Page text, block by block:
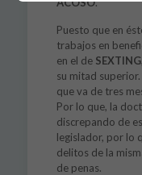
Puesto que en
trabajos en
en el de SEXTING
su mitad
que va de tres
Por lo que, la
discrepando de
legislador, por lo
delitos de la
de penas.